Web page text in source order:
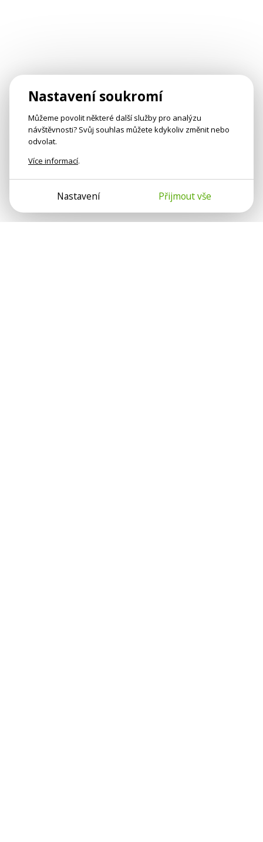
Nastavení soukromí
Můžeme povolit některé další služby pro analýzu
návštěvnosti? Svůj souhlas můžete kdykoliv změnit nebo
odvolat.
Více informací.
Nastavení Přijmout vše